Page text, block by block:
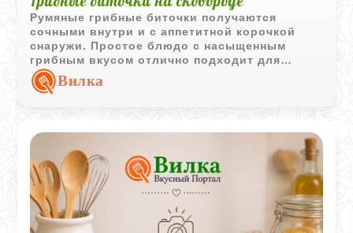
Румяные грибные биточки получаются
сочными внутри и с аппетитной корочкой
снаружи. Простое блюдо с насыщенным
грибным вкусом отлично подходит для
домашнего обеда или ужина.
Вилка